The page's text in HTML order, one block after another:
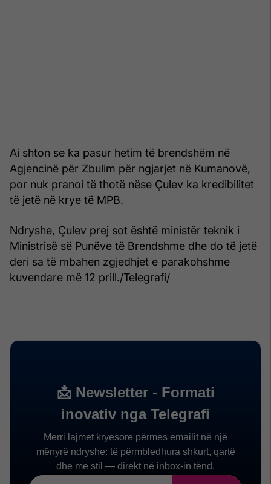
Ai shton se ka pasur hetim të brendshëm në
Agjencinë për Zbulim për ngjarjet në Kumanovë,
por nuk pranoi të thotë nëse Çulev ka kredibilitet
të jetë në krye të MPB.
Ndryshe, Çulev prej sot është ministër teknik i
Ministrisë së Punëve të Brendshme dhe do të jetë
deri sa të mbahen zgjedhjet e parakohshme
kuvendare më 12 prill./Telegrafi/